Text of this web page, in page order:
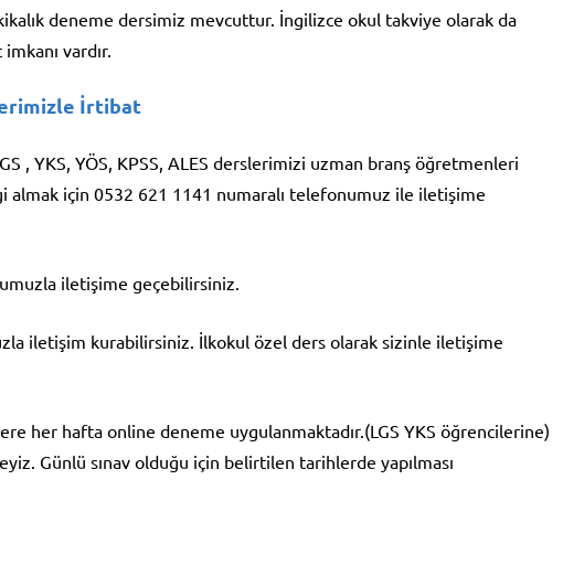
deneme dersimiz mevcuttur. İngilizce okul takviye olarak da
vardır.
İrtibat
, YKS, YÖS, KPSS, ALES derslerimizi uzman branş öğretmenleri
almak için 0532 621 1141 numaralı telefonumuz ile iletişime
iletişime geçebilirsiniz.
iletişim kurabilirsiniz. İlkokul özel ders olarak sizinle iletişime
her hafta online deneme uygulanmaktadır.(LGS YKS öğrencilerine)
Günlü sınav olduğu için belirtilen tarihlerde yapılması